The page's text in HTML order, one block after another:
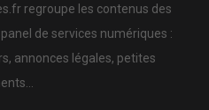
regroupe les contenus des
de services numériques :
annonces légales, petites